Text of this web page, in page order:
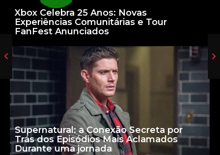
Xbox Celebra 25 Anos: Novas
Experiências Comunitárias e Tour
FanFest Anunciados
Supernatural: a Conexão Secreta por
Trás dos Episódios Mais Aclamados
Durante uma jornada